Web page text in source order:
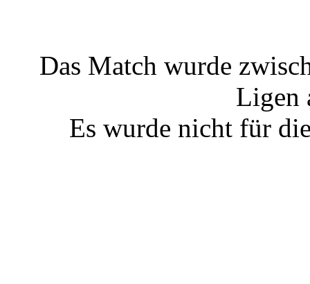
Das Match wurde
Ligen
Es wurde nicht für